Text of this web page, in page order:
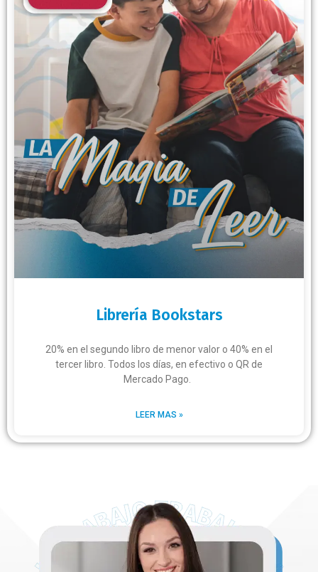
Librería Bookstars
20% en el segundo libro de menor valor o 40% en el
tercer libro. Todos los días, en efectivo o QR de
Mercado Pago.
LEER MAS »